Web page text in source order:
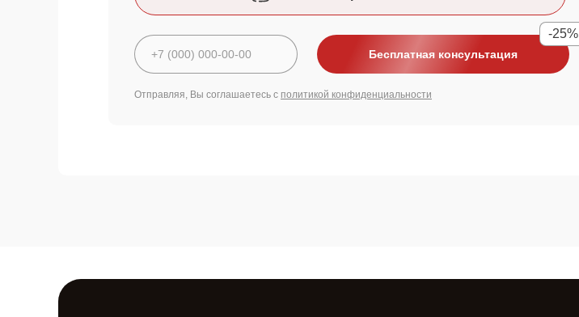
Бесплатная консультация
-25%
Отправляя, Вы соглашаетесь с политикой конфиденциальности